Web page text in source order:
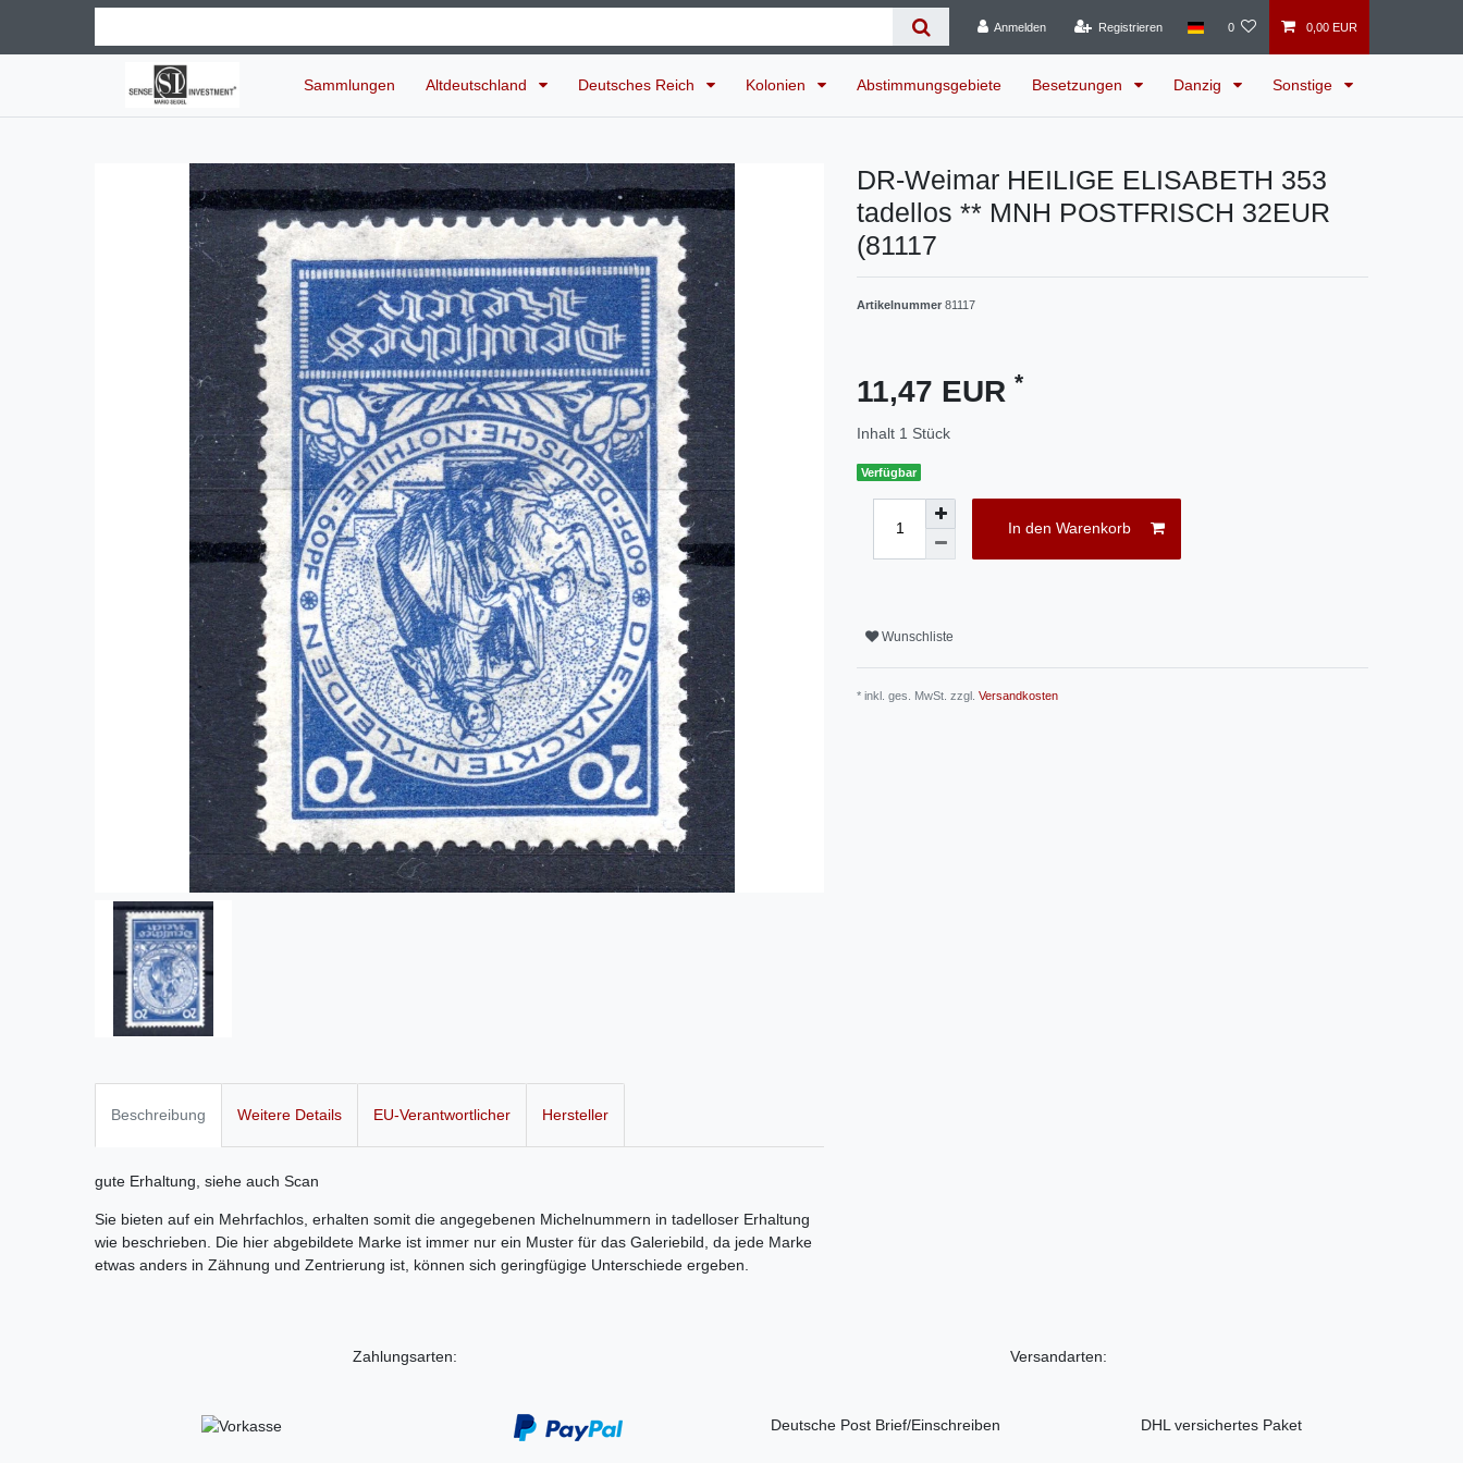
Anmelden Registrieren 0 0,00 EUR
Sammlungen Altdeutschland Deutsches Reich Kolonien Abstimmungsgebiete Besetzungen Danzig Sonstige
DR-Weimar HEILIGE ELISABETH 353
tadellos ** MNH POSTFRISCH 32EUR
(81117
Artikelnummer 81117
11,47 EUR *
Inhalt 1 Stück
Verfügbar
In den Warenkorb
Wunschliste
* inkl. ges. MwSt. zzgl. Versandkosten
Beschreibung Weitere Details EU-Verantwortlicher Hersteller
gute Erhaltung, siehe auch Scan
Sie bieten auf ein Mehrfachlos, erhalten somit die angegebenen Michelnummern in tadelloser Erhaltung
wie beschrieben. Die hier abgebildete Marke ist immer nur ein Muster für das Galeriebild, da jede Marke
etwas anders in Zähnung und Zentrierung ist, können sich geringfügige Unterschiede ergeben.
Zahlungsarten: Versandarten:
Deutsche Post Brief/Einschreiben DHL versichertes Paket